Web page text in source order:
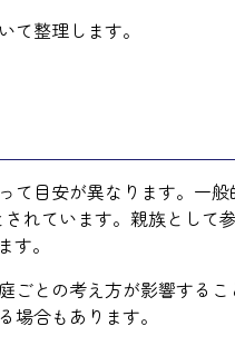
整理します。
目安が異なります。一
されています。親族として
。
ごとの考え方が影響する
合もあります。